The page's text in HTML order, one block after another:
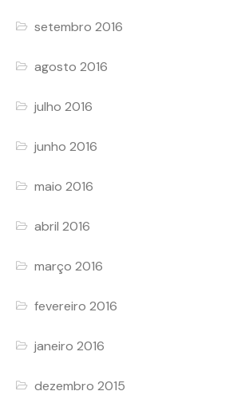
setembro 2016
agosto 2016
julho 2016
junho 2016
maio 2016
abril 2016
março 2016
fevereiro 2016
janeiro 2016
dezembro 2015